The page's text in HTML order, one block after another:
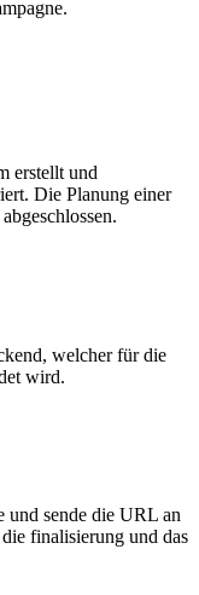
erstellt und
Die Planung einer
welcher für die
wird.
und sende die URL an
finalisierung und das